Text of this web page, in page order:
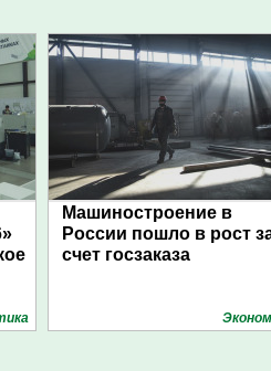
Машиностроение в
России пошло в рост
счет госзаказа